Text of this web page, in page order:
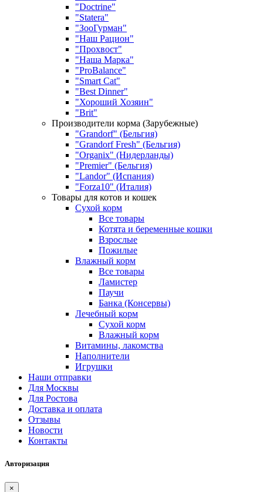
"Doctrine"
"Statera"
"ЗооГурман"
"Наш Рацион"
"Прохвост"
"Наша Марка"
"ProBalance"
"Smart Cat"
"Best Dinner"
"Хороший Хозяин"
"Brit"
Производители корма (Зарубежные)
"Grandorf" (Бельгия)
"Grandorf Fresh" (Бельгия)
"Organix" (Нидерланды)
"Premier" (Бельгия)
"Landor" (Испания)
"Forza10" (Италия)
Товары для котов и кошек
Сухой корм
Все товары
Котята и беременные кошки
Взрослые
Пожилые
Влажный корм
Все товары
Ламистер
Паучи
Банка (Консервы)
Лечебный корм
Сухой корм
Влажный корм
Витамины, лакомства
Наполнители
Игрушки
Наши отправки
Для Москвы
Для Ростова
Доставка и оплата
Отзывы
Новости
Контакты
Авторизация
×